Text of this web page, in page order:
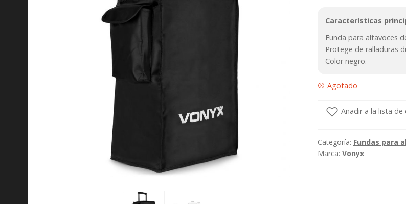
era:
19,95€.
Características
Funda para altavoces
Protege de ralladuras
Color negro.
Agotado
Añadir a la lista de
Categoría: Fundas para
Marca: Vonyx